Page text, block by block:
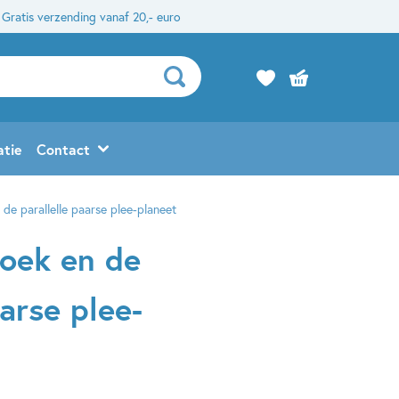
Gratis verzending vanaf 20,- euro
Contact
parallelle paarse plee-planeet
en de
plee-